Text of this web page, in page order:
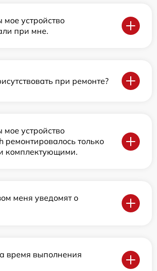
мое устройство
при мне.
при ремонте?
мое устройство
ремонтировалось только
комплектующими.
меня уведомят о
время выполнения